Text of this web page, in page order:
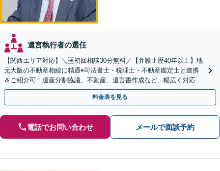
遺言執行者の選任
【関西エリア対応】＼🆓初回相談30分無料／【弁護士歴40年以上】地
元大阪の不動産相続に精通◉司法書士・税理士・不動産鑑定士と連携
＆ご紹介可！遺産分割協議、不動産、遺言書作成など、幅広く対応し
ます。お気軽にご相談ください
料金表を見る
電話でお問い合わせ メールで面談予約